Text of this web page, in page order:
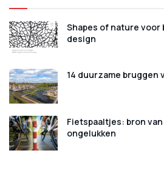
Shapes of nature
design
14 duurzame bruggen
Fietspaaltjes: bron
ongelukken